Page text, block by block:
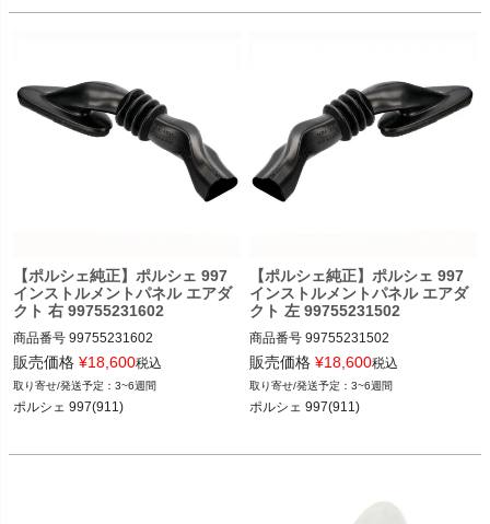
ポルシェ 981ケイマン ケイマン／ケイ
ポルシェ 981ケイマン ケイマン／ケイ
【ポルシェ純正】ポルシェ 997
インストルメントパネル エアダ
クト 右 99755231602
商品番号 99755231602
ポルシェ 997(911) カレラ／カレラS／
カレラGTS／カレラ4／カレラ4S／カ
GT2RS／GT3／GT3 RS 04-11
販売価格 ¥18,600税込
3~6週間
ポルシェ 997(911)
【ポルシェ純正】ポルシェ 997
インストルメントパネル エアダ
クト 左 99755231502
商品番号 99755231502
ポルシェ 997(911) カレラ／カレラS／
カレラGTS／カレラ4／カレラ4S／カ
GT2RS／GT3／GT3 RS 04-11
販売価格 ¥18,600税込
3~6週間
ポルシェ 997(911)